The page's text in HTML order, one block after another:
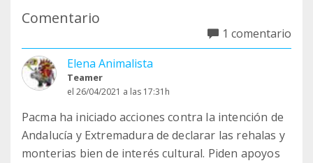
Comentario
1 comentario
Elena Animalista
Teamer
el 26/04/2021 a las 17:31h
Pacma ha iniciado acciones contra la intención de
Andalucía y Extremadura de declarar las rehalas y
monterias bien de interés cultural. Piden apoyos